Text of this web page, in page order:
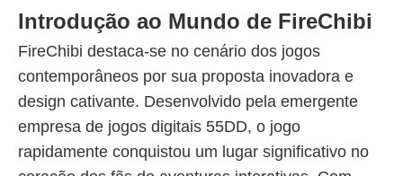
Introdução ao Mundo de FireChibi
FireChibi destaca-se no cenário dos jogos
contemporâneos por sua proposta inovadora e
design cativante. Desenvolvido pela emergente
empresa de jogos digitais 55DD, o jogo
rapidamente conquistou um lugar significativo no